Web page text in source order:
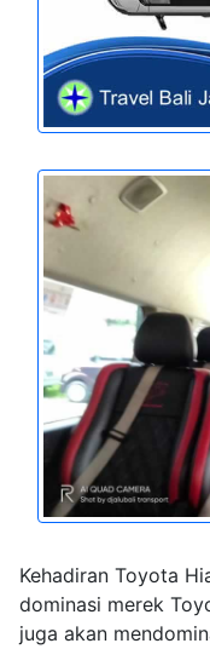
Kehadiran Toyota
dominasi merek
juga akan